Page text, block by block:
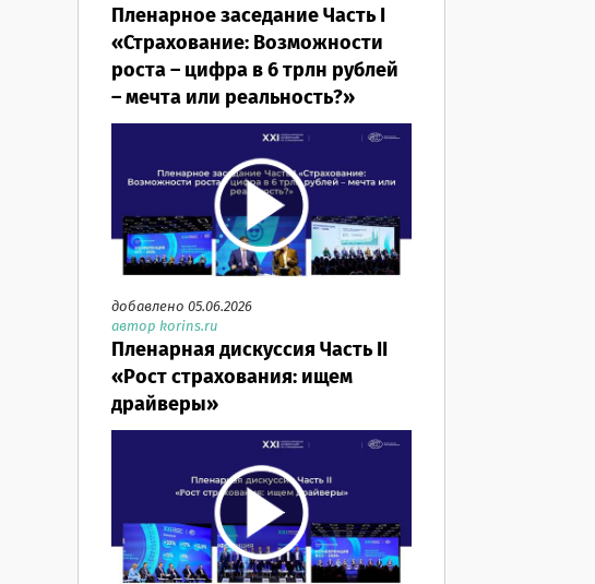
Пленарное заседание Часть I
«Страхование: Возможности
роста – цифра в 6 трлн рублей
– мечта или реальность?»
добавлено 05.06.2026
автор korins.ru
Пленарная дискуссия Часть II
«Рост страхования: ищем
драйверы»